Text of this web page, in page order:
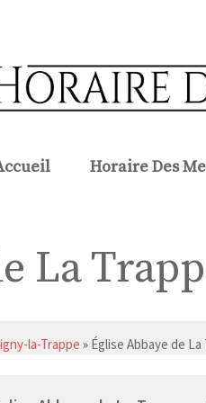
Horaire Des
La
la-Trappe » Église Abbaye de La